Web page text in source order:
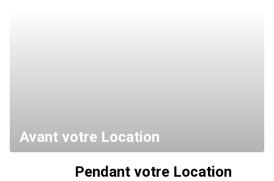
Avant votre Location
Pendant votre Location